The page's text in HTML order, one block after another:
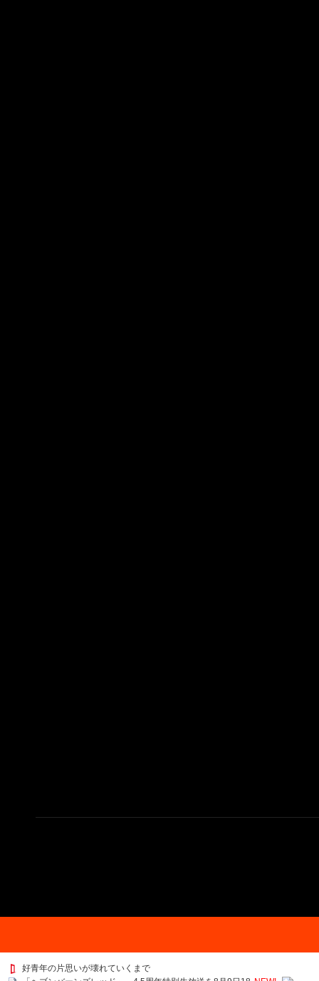
好青年の片思いが壊れていくまで